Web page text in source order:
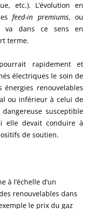
etc.). L’évolution en
feed-in premiums, ou
va dans ce sens en
terme.
rapidement et
électriques le soin de
renouvelables
ou inférieur à celui de
susceptible
elle devait conduire à
de soutien.
à l’échelle d’un
renouvelables dans
le prix du gaz